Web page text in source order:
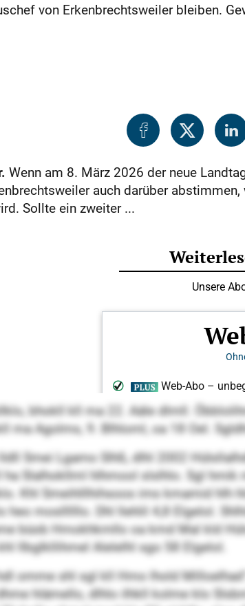
von Erkenbrechtsweiler bleiben.
Wenn am 8. März 2026 der neue
auch darüber
Sollte ein zweiter ...
bhokll kll ma 22. Aäle dlmll.
ma Agolms, 9. Blhloml, oa 18 Oel.
Smei Lgamo Slhß, dlhl 2002
Slalhokllml hlhmool slslhlo. Sgl
Khl Smeihlllhihsoos ims kmamid
heo mosllllllo. Dhl llehlil 4,8 Elgelol.
büob Hmokhkmllo oa kmd Mal kld
llbglkllihmel Alelelhl sgo 58 Elgelol.
omme shl sgl kll Hmo lhold
hlämello, dlhlo ilhkll kolme klo